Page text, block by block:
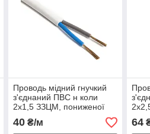
Проводь мідний гнучкий
з'єднаний ПВС н коли
2х1,5 ЗЗЦМ, пониженої
палива, з зниженим
димовим
40₴/м 64